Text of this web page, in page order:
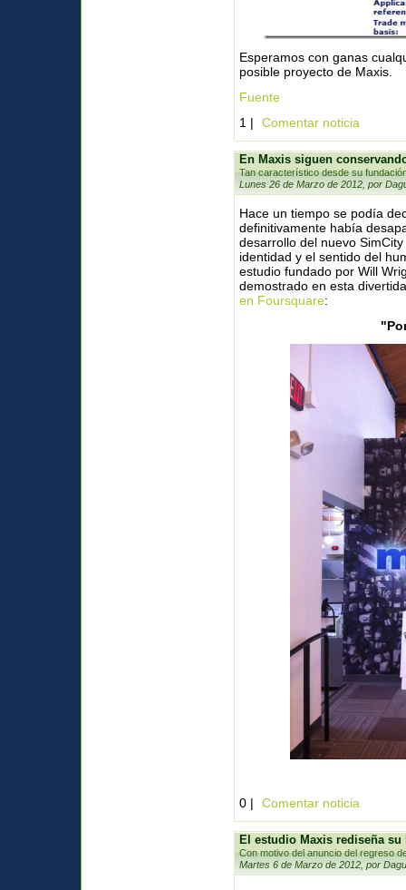
Esperamos con ganas
posible proyecto de Maxis.
Fuente
1 |
Comentar noticia
En Maxis siguen
Tan característico desde su
Lunes 26 de Marzo de 2012, por
Hace un tiempo se podía
definitivamente había
desarrollo del nuevo
identidad y el sentido del
estudio fundado por Will
demostrado en esta
en Foursquare:
0 | Comentar noticia
El estudio Maxis rediseña
Con motivo del anuncio del regreso
Martes 6 de Marzo de 2012, por